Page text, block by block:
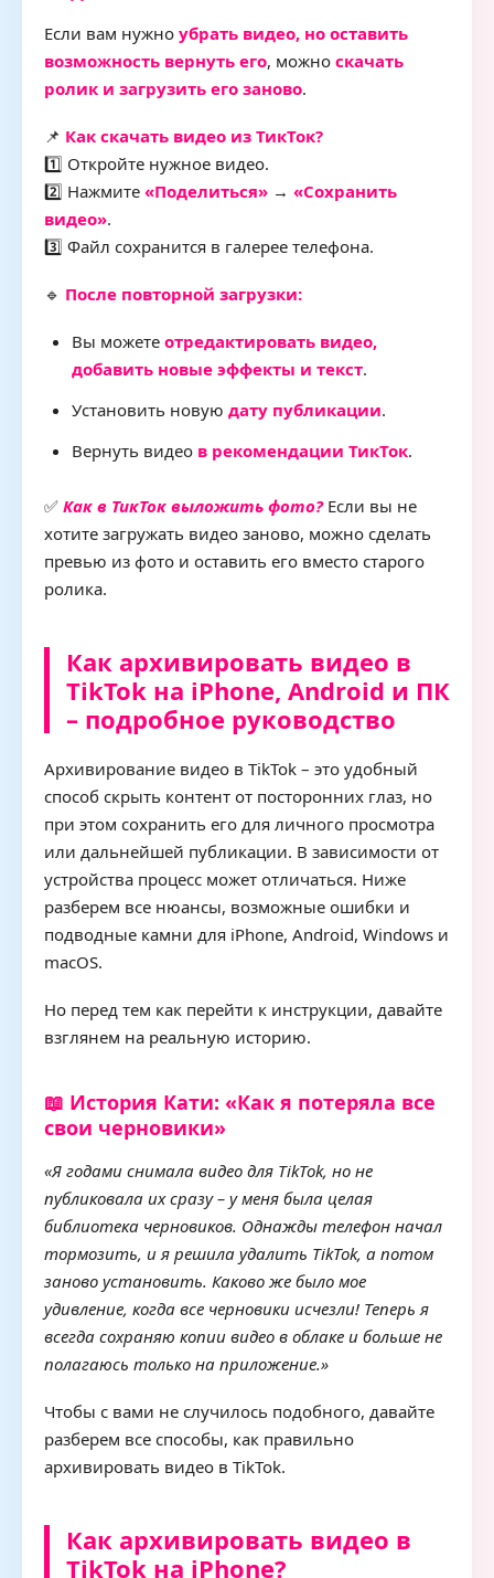
Если вам нужно убрать видео, но оставить
возможность вернуть его, можно скачать
ролик и загрузить его заново.
📌 Как скачать видео из ТикТок?
1️⃣ Откройте нужное видео.
2️⃣ Нажмите «Поделиться» → «Сохранить
видео».
3️⃣ Файл сохранится в галерее телефона.
🔹 После повторной загрузки:
Вы можете отредактировать видео,
добавить новые эффекты и текст.
Установить новую дату публикации.
Вернуть видео в рекомендации ТикТок.
✅ Как в ТикТок выложить фото?Если вы не
хотите загружать видео заново, можно сделать
превью из фото и оставить его вместо старого
ролика.
Как архивировать видео в
TikTok на iPhone, Android и ПК
– подробное руководство
Архивирование видео в TikTok – это удобный
способ скрыть контент от посторонних глаз, но
при этом сохранить его для личного просмотра
или дальнейшей публикации. В зависимости от
устройства процесс может отличаться. Ниже
разберем все нюансы, возможные ошибки и
подводные камни для iPhone, Android, Windows и
macOS.
Но перед тем как перейти к инструкции, давайте
взглянем на реальную историю.
📖 История Кати: «Как я потеряла все
свои черновики»
«Я годами снимала видео для TikTok, но не
публиковала их сразу – у меня была целая
библиотека черновиков. Однажды телефон начал
тормозить, и я решила удалить TikTok, а потом
заново установить. Каково же было мое
удивление, когда все черновики исчезли! Теперь я
всегда сохраняю копии видео в облаке и больше не
полагаюсь только на приложение.»
Чтобы с вами не случилось подобного, давайте
разберем все способы, как правильно
архивировать видео в TikTok.
Как архивировать видео в
TikTok на iPhone?